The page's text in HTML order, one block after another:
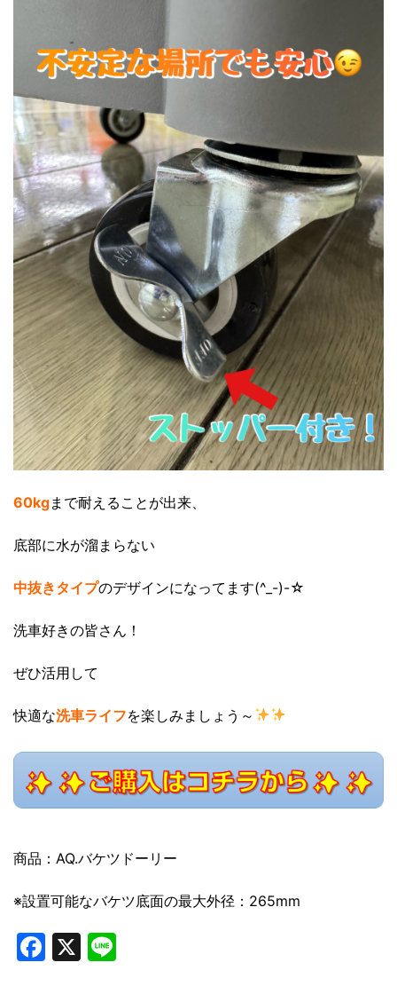
60kgまで耐えることが出来、
底部に水が溜まらない
中抜きタイプのデザインになってます(^_-)-☆
洗車好きの皆さん！
ぜひ活用して
快適な洗車ライフを楽しみましょう～
商品：AQ.バケツドーリー
※設置可能なバケツ底面の最大外径：265mm
Facebook
X